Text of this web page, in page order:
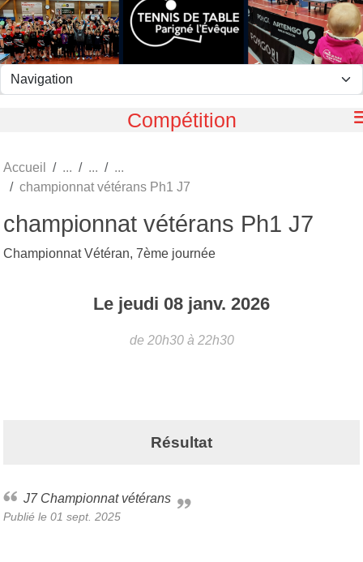
Compétition
Accueil
championnat vétérans Ph1 J7
championnat vétérans Ph1 J7
Championnat Vétéran, 7ème journée
Le jeudi 08 janv. 2026
de 20h30 à 22h30
Résultat
J7 Championnat vétérans
Publié le 01 sept. 2025
Panneau de gestion des cookies